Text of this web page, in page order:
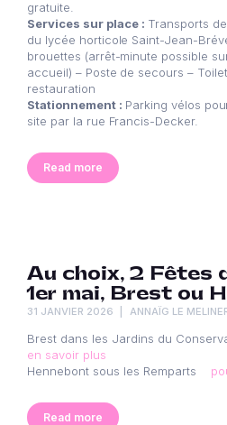
gratuite.
Services sur place : Transports
du lycée horticole Saint-Jean-
brouettes (arrêt-minute possible
accueil) – Poste de secours –
restauration
Stationnement : Parking vélos
site par la rue Francis-Decker.
Read more
Au choix, 2 Fêtes
1er mai, Brest ou
31 JANVIER 2026 ANNAÏG LE
Brest dans les Jardins du
en savoir plus
Hennebont sous les Remparts
Read more